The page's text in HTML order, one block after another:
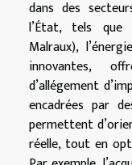
dans des
l’État, tels
Malraux),
innovantes,
d’allégement
encadrées par
permettent
réelle, tout en